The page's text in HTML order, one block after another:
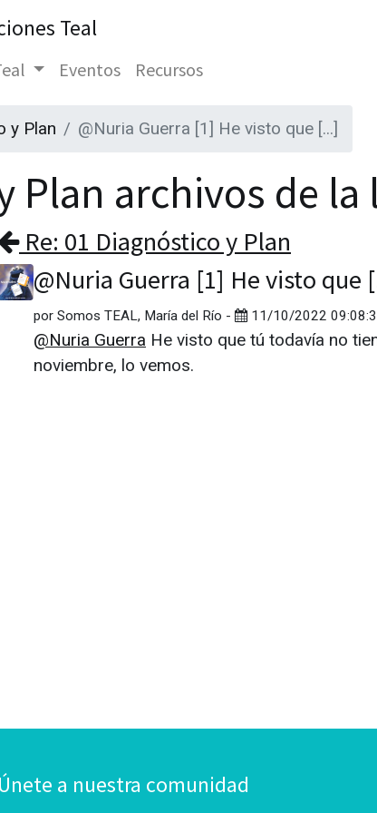
Teal
Eventos Recursos
y Plan @Nuria Guerra [1] He visto que [...]
Plan archivos de la
Re: 01 Diagnóstico y Plan
@Nuria Guerra [1] He visto que
por Somos TEAL, María del Río - 11/10/2022
@Nuria Guerra He visto que tú todavía no
noviembre, lo vemos.
Únete a nuestra comunidad